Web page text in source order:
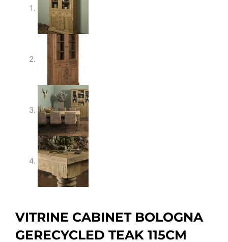
VITRINE CABINET BOLOGNA
GERECYCLED TEAK 115CM